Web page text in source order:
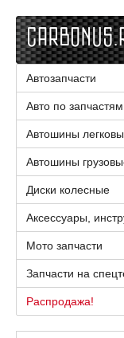
Автозапчасти
Авто по запчастям
Автошины
Автошины
Диски колесные
Аксессуары,
Мото запчасти
Запчасти на
Распродажа!